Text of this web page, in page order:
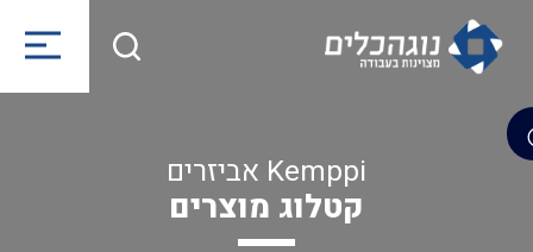
Kemppi אביזרים
קטלוג מוצרים